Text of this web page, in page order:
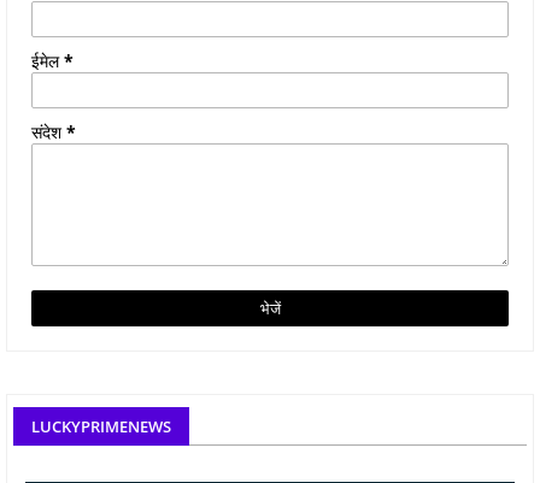
ईमेल*
संदेश*
LUCKYPRIMENEWS